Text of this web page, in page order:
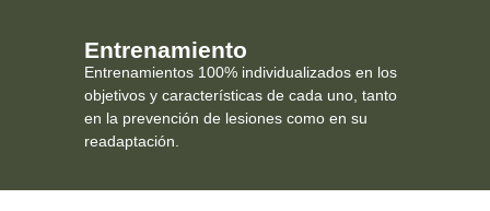
Entrenamiento
Entrenamientos 100% individualizados en los
objetivos y características de cada uno, tanto
en la prevención de lesiones como en su
readaptación.